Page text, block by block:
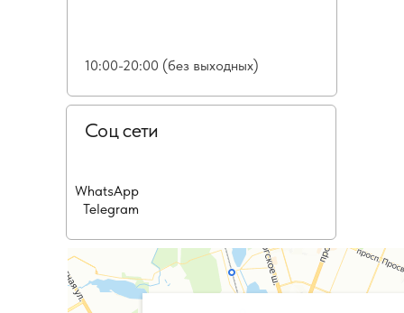
10:00-20:00 (без выходных)
Соц сети
WhatsApp
Telegram